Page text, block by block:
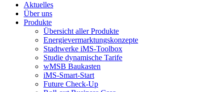
Aktuelles
Über uns
Produkte
Übersicht aller Produkte
Energievermarktungskonzepte
Stadtwerke iMS-Toolbox
Studie dynamische Tarife
wMSB Baukasten
iMS-Smart-Start
Future Check-Up